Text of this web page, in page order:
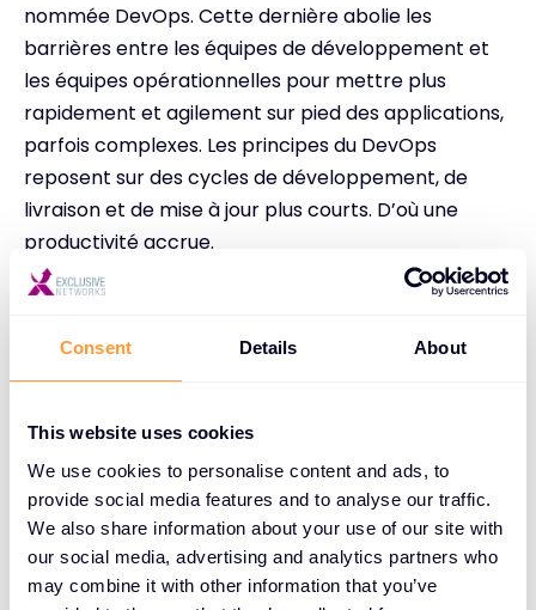
Consent Details About
This website uses cookies
We use cookies to personalise content and ads, to
provide social media features and to analyse our traffic.
We also share information about your use of our site with
our social media, advertising and analytics partners who
may combine it with other information that you’ve
nommée DevOps. Cette dernière abolie les
barrières entre les équipes de développement et
les équipes opérationnelles pour mettre plus
rapidement et agilement sur pied des applications,
parfois complexes. Les principes du DevOps
reposent sur des cycles de développement, de
livraison et de mise à jour plus courts. D’où une
productivité accrue.
Une technologie plus verte
consommateurs d’électricité reste ancrée dans
l’esprit des individus. Elle est pourtant biaisée.
Effectivement, ces nouvelles infrastructures sont
consommatrices d’énergie. Mais elles mutualisent
sur un nombre réduit de serveurs, embarquant leur
propre stockage, un maximum d’applications. En